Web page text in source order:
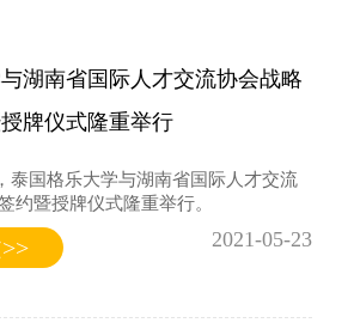
湖南省国际人才交流协会战略
牌仪式隆重举行
泰国格乐大学与湖南省国际人才交流
约暨授牌仪式隆重举行。
2021-05-23